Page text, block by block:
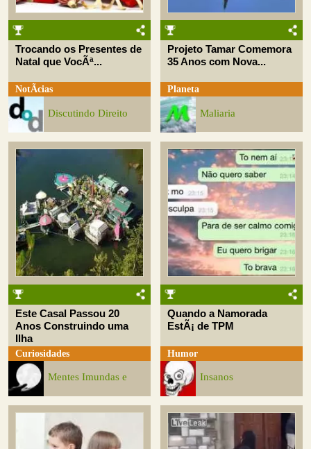
Trocando os Presentes de
Natal que VocÃª...
NotÃ­cias
Discutindo Direito
Projeto Tamar Comemora
35 Anos com Nova...
Planeta
Maliaria
Este Casal Passou 20
Anos Construindo uma
Ilha
Curiosidades
Mentes Imundas e
Quando a Namorada
EstÃ¡ de TPM
Humor
Insanos